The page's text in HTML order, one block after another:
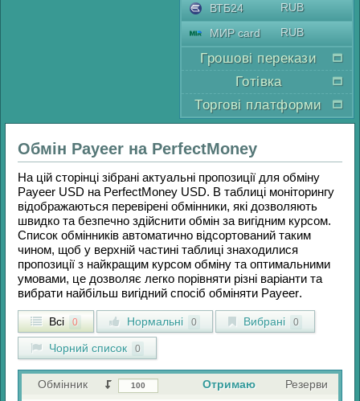
ВТБ24
RUB
МИР card
RUB
Грошові перекази
Готівка
Торгові платформи
Обмін Payeer на PerfectMoney
На цій сторінці зібрані актуальні пропозиції для обміну
Payeer USD на PerfectMoney USD. В таблиці моніторингу
відображаються перевірені обмінники, які дозволяють
швидко та безпечно здійснити обмін за вигідним курсом.
Список обмінників автоматично відсортований таким
чином, щоб у верхній частині таблиці знаходилися
пропозиції з найкращим курсом обміну та оптимальними
умовами, це дозволяє легко порівняти різні варіанти та
вибрати найбільш вигідний спосіб обміняти Payeer.
Всі 0 Нормальні 0 Вибрані 0
Чорний список 0
Обмінник Отримаю
Резерви